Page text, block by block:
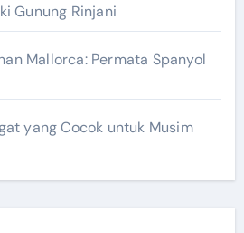
Gunung Rinjani
Mallorca: Permata Spanyol
yang Cocok untuk Musim